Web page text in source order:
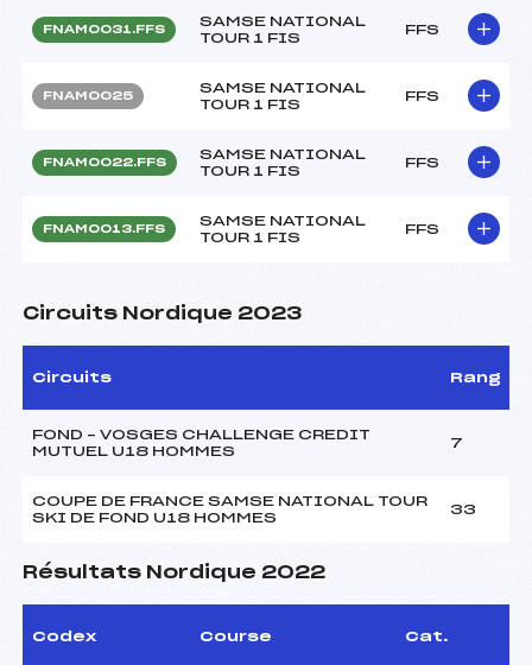
FNAM0031.FFS
SAMSE NATIONAL
TOUR 1 FIS
FFS
FNAM0025
SAMSE NATIONAL
TOUR 1 FIS
FFS
FNAM0022.FFS
SAMSE NATIONAL
TOUR 1 FIS
FFS
FNAM0013.FFS
SAMSE NATIONAL
TOUR 1 FIS
FFS
Circuits Nordique 2023
Circuits Rang
FOND – VOSGES CHALLENGE CREDIT
MUTUEL U18 HOMMES
7
COUPE DE FRANCE SAMSE NATIONAL TOUR
SKI DE FOND U18 HOMMES
33
Résultats Nordique 2022
Codex Course Cat.